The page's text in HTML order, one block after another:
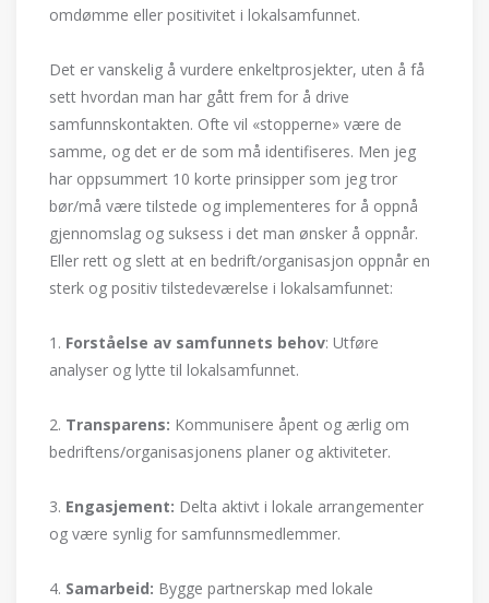
omdømme eller positivitet i lokalsamfunnet.
Det er vanskelig å vurdere enkeltprosjekter, uten å få
sett hvordan man har gått frem for å drive
samfunnskontakten. Ofte vil «stopperne» være de
samme, og det er de som må identifiseres. Men jeg
har oppsummert 10 korte prinsipper som jeg tror
bør/må være tilstede og implementeres for å oppnå
gjennomslag og suksess i det man ønsker å oppnår.
Eller rett og slett at en bedrift/organisasjon oppnår en
sterk og positiv tilstedeværelse i lokalsamfunnet:
1. Forståelse av samfunnets behov: Utføre
analyser og lytte til lokalsamfunnet.
2. Transparens: Kommunisere åpent og ærlig om
bedriftens/organisasjonens planer og aktiviteter.
3. Engasjement: Delta aktivt i lokale arrangementer
og være synlig for samfunnsmedlemmer.
4. Samarbeid: Bygge partnerskap med lokale